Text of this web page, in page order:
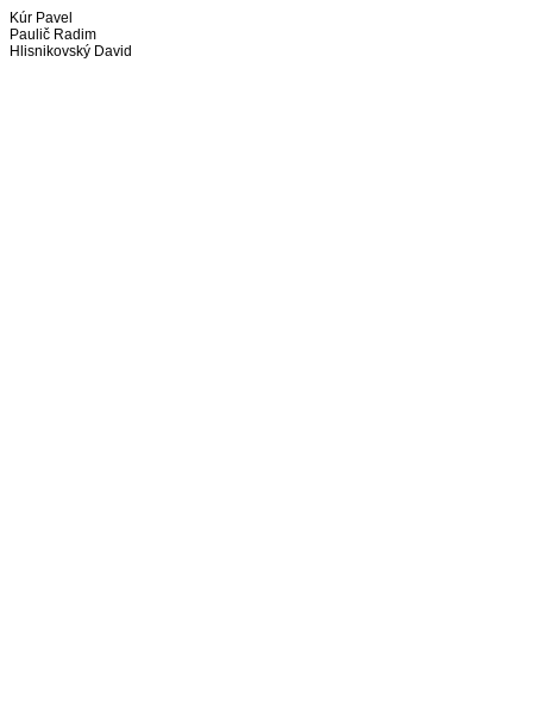
Kúr Pavel
Paulič Radim
Hlisnikovský David